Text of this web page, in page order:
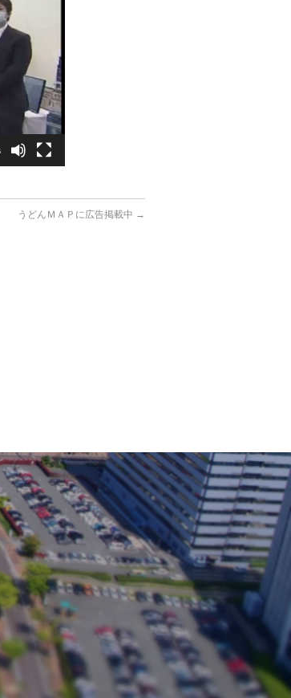
うどんＭＡＰに広告掲載中 →